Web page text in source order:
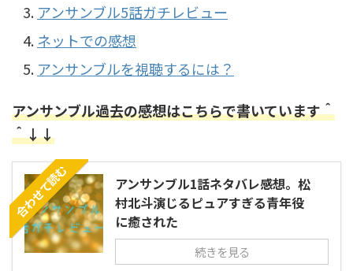
アンサンブル5話ガチレビュー
ネットでの感想
アンサンブルを視聴するには？
アンサンブル過去の感想はこちらで書いています＾
＾↓↓
合わせて読む
アンサンブル1話ネタバレ感想。松
村北斗演じるピュアすぎる青年役
に癒された
続きを見る